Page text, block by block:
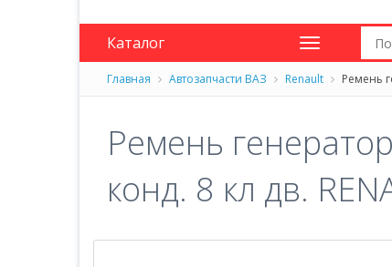
Каталог
Главная Автозапчасти ВАЗ Renault Ремень
Ремень
конд. 8 кл дв.